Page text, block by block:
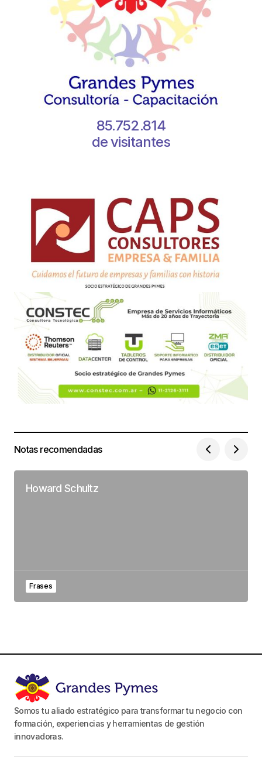
85.752.814
de visitantes
Notas recomendadas
Howard Schultz
Frases
Somos tu aliado estratégico para transformar tu negocio con
formación, experiencias y herramientas de gestión
innovadoras.